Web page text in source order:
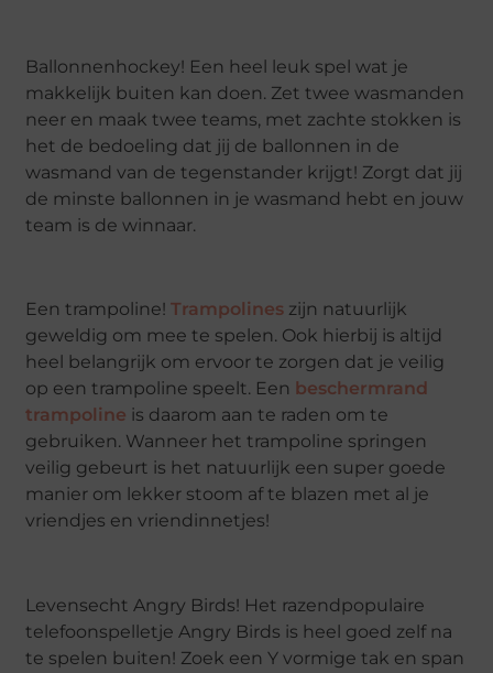
Ballonnenhockey! Een heel leuk spel wat je
makkelijk buiten kan doen. Zet twee wasmanden
neer en maak twee teams, met zachte stokken is
het de bedoeling dat jij de ballonnen in de
wasmand van de tegenstander krijgt! Zorgt dat jij
de minste ballonnen in je wasmand hebt en jouw
team is de winnaar.
Een trampoline!Trampolines zijn natuurlijk
geweldig om mee te spelen. Ook hierbij is altijd
heel belangrijk om ervoor te zorgen dat je veilig
op een trampoline speelt. Een beschermrand
trampoline is daarom aan te raden om te
gebruiken. Wanneer het trampoline springen
veilig gebeurt is het natuurlijk een super goede
manier om lekker stoom af te blazen met al je
vriendjes en vriendinnetjes!
Levensecht Angry Birds! Het razendpopulaire
telefoonspelletje Angry Birds is heel goed zelf na
te spelen buiten! Zoek een Y vormige tak en span